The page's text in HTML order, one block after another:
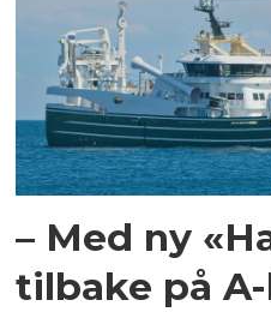
– Med ny
tilbake på